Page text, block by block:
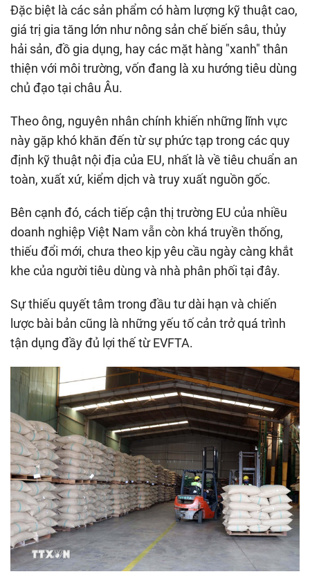
Đặc biệt là các sản phẩm có hàm lượng kỹ thuật cao,
giá trị gia tăng lớn như nông sản chế biến sâu, thủy
hải sản, đồ gia dụng, hay các mặt hàng "xanh" thân
thiện với môi trường, vốn đang là xu hướng tiêu dùng
chủ đạo tại châu Âu.
Theo ông, nguyên nhân chính khiến những lĩnh vực
này gặp khó khăn đến từ sự phức tạp trong các quy
định kỹ thuật nội địa của EU, nhất là về tiêu chuẩn an
toàn, xuất xứ, kiểm dịch và truy xuất nguồn gốc.
Bên cạnh đó, cách tiếp cận thị trường EU của nhiều
doanh nghiệp Việt Nam vẫn còn khá truyền thống,
thiếu đổi mới, chưa theo kịp yêu cầu ngày càng khắt
khe của người tiêu dùng và nhà phân phối tại đây.
Sự thiếu quyết tâm trong đầu tư dài hạn và chiến
lược bài bản cũng là những yếu tố cản trở quá trình
tận dụng đầy đủ lợi thế từ EVFTA.